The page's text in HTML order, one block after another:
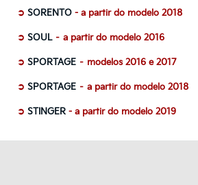
➲ SORENTO - a partir do modelo 2018
➲ SOUL – a partir do modelo 2016
➲ SPORTAGE – modelos 2016 e 2017
➲ SPORTAGE – a partir do modelo 2018
➲ STINGER - a partir do modelo 2019